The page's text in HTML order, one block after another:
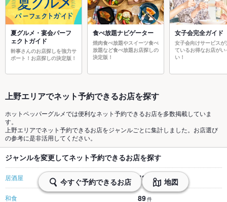
夏グルメ・宴会パーフ
ェクトガイド
幹事さんのお店探しを強力サ
ポート！お店探しの決定版！
食べ放題ナビゲーター
焼肉食べ放題やスイーツ食べ
放題など食べ放題お店探しの
決定版！
女子会完全ガイド
女子会向けサービスが
ているお得なお店がい
い！
上野エリアでネット予約できるお店を探す
ホットペッパーグルメでは便利なネット予約できるお店を多数掲載していま
す。
上野エリアでネット予約できるお店をジャンルごとに集計しました。お店選び
の参考に是非活用してください。
ジャンルを変更してネット予約できるお店を探す
居酒屋 242
和食 89件
今すぐ予約できるお店 地図